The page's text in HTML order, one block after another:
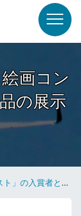
画コン
の展示
作品の展示について